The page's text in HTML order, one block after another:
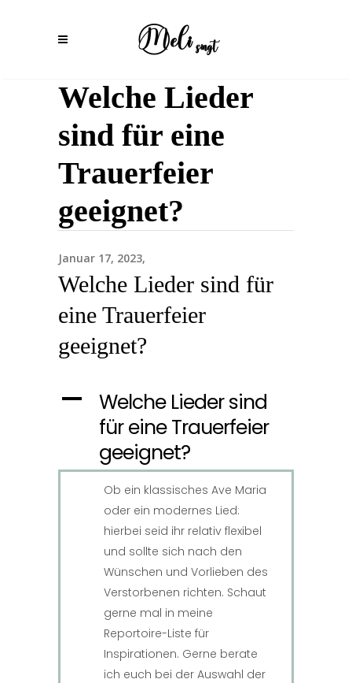
Welche Lieder
sind für eine
Trauerfeier
geeignet?
Januar 17, 2023
Welche Lieder sind für
eine Trauerfeier
geeignet?
A
Welche Lieder sind
für eine Trauerfeier
geeignet?
Ob ein klassisches Ave Maria
oder ein modernes Lied:
hierbei seid ihr relativ flexibel
und sollte sich nach den
Wünschen und Vorlieben des
Verstorbenen richten. Schaut
gerne mal in meine
Reportoire-Liste für
Inspirationen. Gerne berate
ich euch bei der Auswahl der